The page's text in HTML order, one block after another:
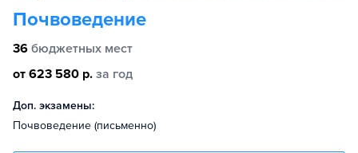
Почвоведение
36 бюджетных мест
от 623 580 р. за год
Доп. экзамены:
Почвоведение (письменно)